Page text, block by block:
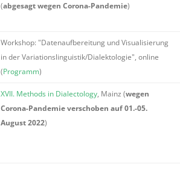
(abgesagt wegen Corona-Pandemie)
Workshop: "Datenaufbereitung und Visualisierung
in der Variationslinguistik/Dialektologie", online
(Programm)
XVII. Methods in Dialectology, Mainz (wegen
Corona-Pandemie verschoben auf 01.-05.
August 2022)